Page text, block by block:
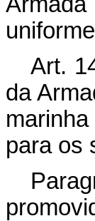
Art.
da
para os